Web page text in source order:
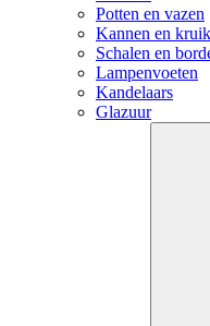
Potten en vazen
Kannen en
Schalen en
Lampenvoeten
Kandelaars
Glazuur